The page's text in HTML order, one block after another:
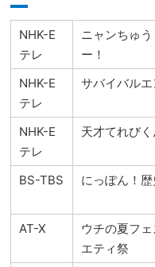
NHK-E
テレ
ニャンちゅ
ー！
NHK-E
テレ
サバイバル
NHK-E
テレ
天才てれび
BS-TBS
にっぽん！
AT-X
ウチの夏フ
エティ祭